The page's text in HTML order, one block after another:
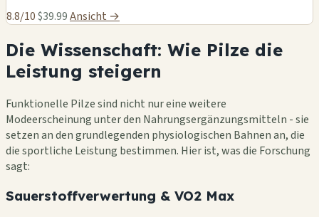
8.8/10$39.99Ansicht →
Die Wissenschaft: Wie Pilze die
Leistung steigern
Funktionelle Pilze sind nicht nur eine weitere
Modeerscheinung unter den Nahrungsergänzungsmitteln - sie
setzen an den grundlegenden physiologischen Bahnen an, die
die sportliche Leistung bestimmen. Hier ist, was die Forschung
sagt:
Sauerstoffverwertung & VO2 Max